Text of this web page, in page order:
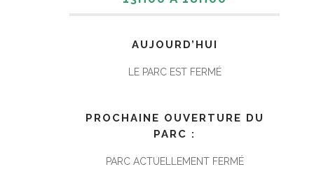
AUJOURD’HUI
LE PARC EST FERMÉ
PROCHAINE OUVERTURE DU
PARC :
PARC ACTUELLEMENT FERMÉ